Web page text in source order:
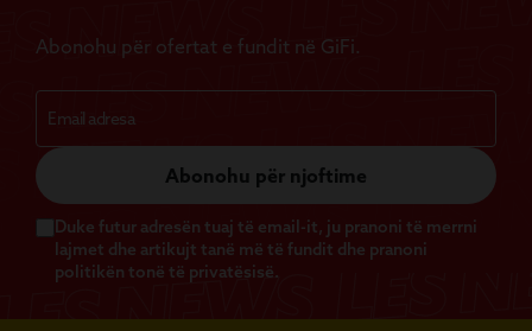
Abonohu për ofertat e fundit në GiFi.
Abonohu për njoftime
Duke futur adresën tuaj të email-it, ju pranoni të merrni
lajmet dhe artikujt tanë më të fundit dhe pranoni
politikën tonë të privatësisë.